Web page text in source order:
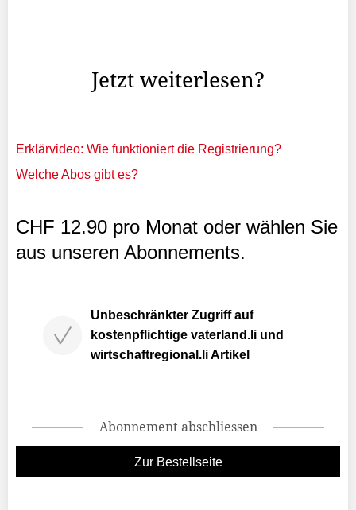
Jetzt weiterlesen?
Erklärvideo: Wie funktioniert die Registrierung?
Welche Abos gibt es?
CHF 12.90 pro Monat oder wählen Sie
aus unseren Abonnements.
Unbeschränkter Zugriff auf
kostenpflichtige vaterland.li und
wirtschaftregional.li Artikel
Abonnement abschliessen
Zur Bestellseite